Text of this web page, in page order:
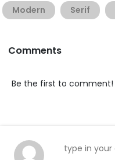
Modern Serif
Comments
Be the first to comment!